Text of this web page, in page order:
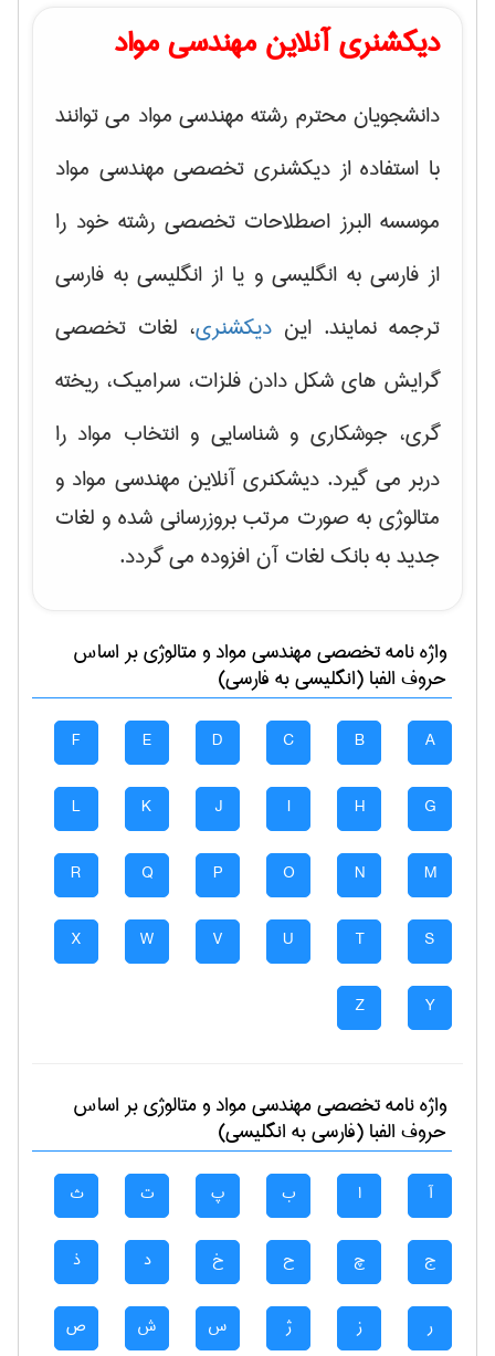
دیکشنری آنلاین مهندسی مواد
دانشجویان محترم رشته مهندسی مواد می توانند
با استفاده از دیکشنری تخصصی مهندسی مواد
موسسه البرز اصطلاحات تخصصی رشته خود را
از فارسی به انگلیسی و یا از انگلیسی به فارسی
ترجمه نمایند. این دیکشنری، لغات تخصصی
گرایش های شکل دادن فلزات، سرامیک، ریخته
گری، جوشکاری و شناسایی و انتخاب مواد را
دربر می گیرد. دیشکنری آنلاین مهندسی مواد و
متالوژی به صورت مرتب بروزرسانی شده و لغات
جدید به بانک لغات آن افزوده می گردد.
واژه نامه تخصصیمهندسی مواد و متالوژیبر اساس
حروف الفبا (انگلیسی به فارسی)
A
B
C
D
E
F
G
H
I
J
K
L
M
N
O
P
Q
R
S
T
U
V
W
X
Y
Z
واژه نامه تخصصیمهندسی مواد و متالوژیبر اساس
حروف الفبا (فارسی به انگلیسی)
آ ا ب پ ت ث
ج چ ح خ د ذ
ر ز ژ س ش ص